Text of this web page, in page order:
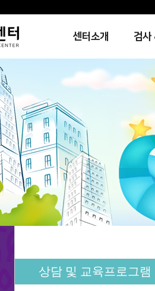
센터소개 검사
상담 및 교육프로그램